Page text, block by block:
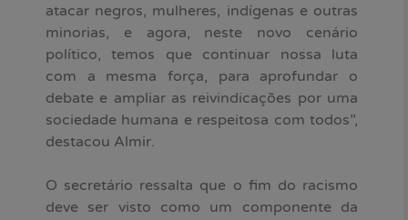
atacar negros, mulheres, indígenas e outras
minorias, e agora, neste novo cenário
político, temos que continuar nossa luta
com a mesma força, para aprofundar o
debate e ampliar as reivindicações por uma
sociedade humana e respeitosa com todos”,
destacou Almir.
O secretário ressalta que o fim do racismo
deve ser visto como um componente da